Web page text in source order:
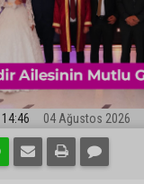
14:46 04 Ağustos 2026